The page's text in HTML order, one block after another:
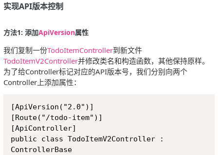
实现API版本控制
方法1: 添加ApiVersion属性
我们复制一份TodoItemController到新文件
TodoItemV2Controller并修改类名和构造函数，其他保持原样。
为了给Controller标记对应的API版本号，我们分别向两个
Controller上添加属性：
[ApiVersion("2.0")]
[Route("/todo-item")]
[ApiController]
public class TodoItemV2Controller :
ControllerBase